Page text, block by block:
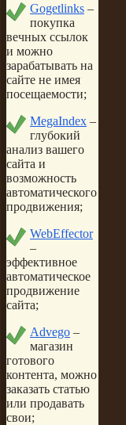
Gogetlinks –
покупка
вечных ссылок
и можно
зарабатывать на
сайте не имея
посещаемости;
MegaIndex –
глубокий
анализ вашего
сайта и
возможность
автоматического
продвижения;
WebEffector
–
эффективное
автоматическое
продвижение
сайта;
Advego –
магазин
готового
контента, можно
заказать статью
или продавать
свои;